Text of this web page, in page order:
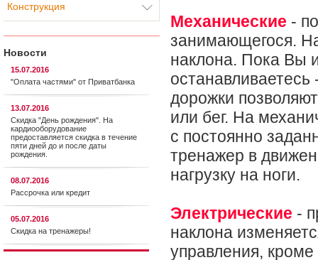
Конструкция
Новости
15.07.2016
"Оплата частями" от Приватбанка
13.07.2016
Скидка "День рождения". На
кардиооборудование
предоставляется cкидка в течение
пяти дней до и после даты
рождения.
08.07.2016
Рассрочка или кредит
05.07.2016
Скидка на тренажеры!
Механические -
занимающегося.
наклона. Пока Вы
дорожки
или бег. На
с постоянно
тренажер в
нагрузку на ноги.
Электрические -
наклона
управления,